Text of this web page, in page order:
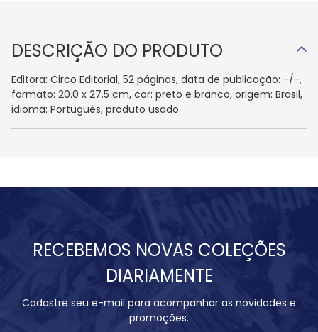
DESCRIÇÃO DO PRODUTO
Editora: Circo Editorial, 52 páginas, data de publicação: -/-,
formato: 20.0 x 27.5 cm, cor: preto e branco, origem: Brasil,
idioma: Português, produto usado
RECEBEMOS NOVAS COLEÇÕES
DIARIAMENTE
Cadastre seu e-mail para acompanhar as novidades e
promoções.